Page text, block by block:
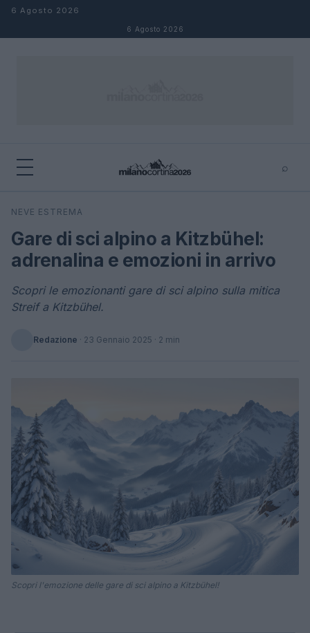
Salta al contenuto
6 Agosto 2026
6 Agosto 2026
⌕
Cerca
NEVE ESTREMA
Gare di sci alpino a Kitzbühel:
adrenalina e emozioni in arrivo
Scopri le emozionanti gare di sci alpino sulla mitica
Streif a Kitzbühel.
Redazione · 23 Gennaio 2025 · 2 min
Scopri l'emozione delle gare di sci alpino a Kitzbühel!